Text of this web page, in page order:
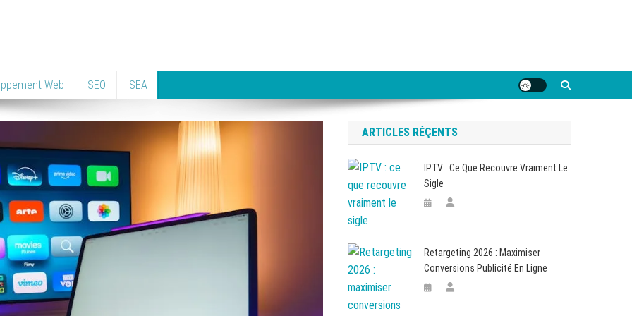
Web SEO SEA
ARTICLES RÉÇENTS
IPTV : Ce Que Recouvre Vraiment Le
Sigle
Retargeting 2026 : Maximiser
Conversions Publicité En Ligne